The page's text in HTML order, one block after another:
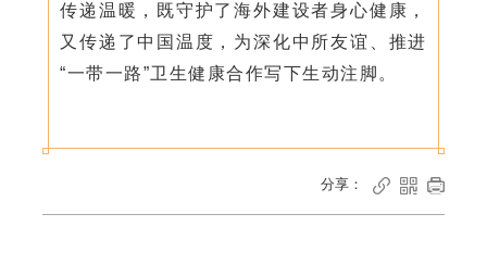
传递温暖，既守护了海外建设者身心健康，
又传递了中国温度，为深化中所友谊、推进
“一带一路”卫生健康合作写下生动注脚。
分享：   